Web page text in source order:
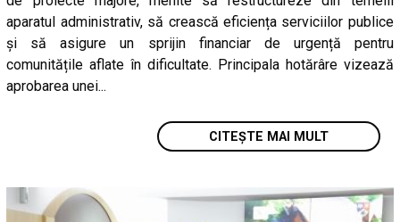
aparatul administrativ, să crească eficiența serviciilor publice
și să asigure un sprijin financiar de urgență pentru
comunitățile aflate în dificultate. Principala hotărâre vizează
aprobarea unei...
CITEȘTE MAI MULT